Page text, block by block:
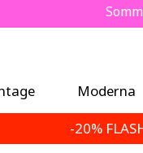
Spara 5 %
Moderna
-20%